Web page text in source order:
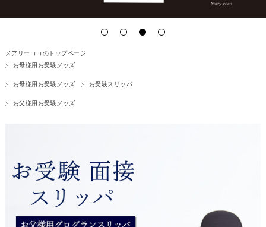
メアリーココのトップページ
お母様用お受験グッズ
お母様用お受験グッズ お受験スリッパ
お父様用お受験グッズ